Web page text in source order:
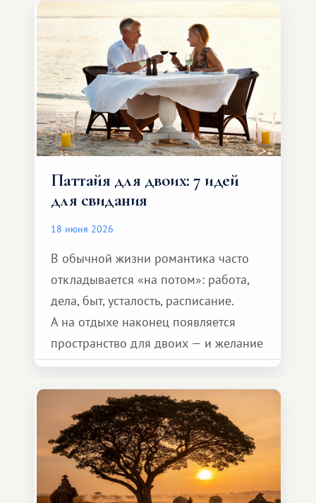
и спокойно доехать до курорта.
Паттайя для двоих: 7 идей
для свидания
18 июня 2026
В обычной жизни романтика часто
откладывается «на потом»: работа,
дела, быт, усталость, расписание.
А на отдыхе наконец появляется
пространство для двоих — и желание
сделать для близкого человека что-то
особенное. Не обязательно
масштабное, но тёплое
и запоминающееся :)